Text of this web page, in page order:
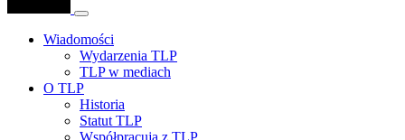
Wiadomości
Wydarzenia TLP
TLP w mediach
O TLP
Historia
Statut TLP
Współpracują z TLP